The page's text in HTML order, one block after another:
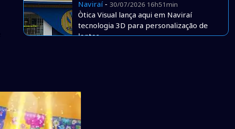
Naviraí- 30/07/2026 16h51min
Òtica Visual lança aqui em Naviraí
tecnologia 3D para personalização de
lentes